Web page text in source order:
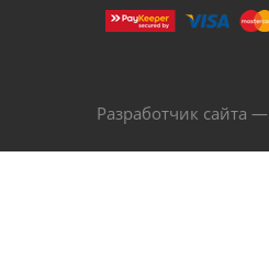
Разработчик сайта —